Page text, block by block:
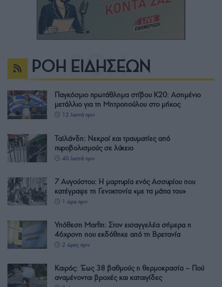
ΡΟΗ ΕΙΔΗΣΕΩΝ
Παγκόσμιο πρωτάθλημα στίβου Κ20: Ασημένιο
μετάλλιο για τη Μητροπούλου στο μήκος
12 λεπτά πριν
Ταϊλάνδη: Νεκροί και τραυματίες από
πυροβολισμούς σε λύκειο
40 λεπτά πριν
7 Αυγούστου: Η μαρτυρία ενός Ασσυρίου που
κατέγραψε τη Γενοκτονία «με τα μάτια του»
1 ώρα πριν
Υπόθεση Marfin: Στον εισαγγελέα σήμερα η
46χρονη που εκδόθηκε από τη Βρετανία
2 ώρες πριν
Καιρός: Έως 38 βαθμούς η θερμοκρασία – Πού
αναμένονται βροχές και καταιγίδες